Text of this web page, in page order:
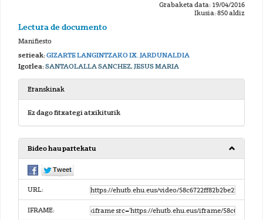
Grabaketa data: 19/04/2016
Ikusia: 850 aldiz
Lectura de documento
Manifiesto
serieak:GIZARTE LANGINTZAKO IX. JARDUNALDIA
Igorlea:SANTAOLALLA SANCHEZ, JESUS MARIA
Eranskinak
Ez dago fitxategi atxikiturik
Bideo hau partekatu
URL:
IFRAME: